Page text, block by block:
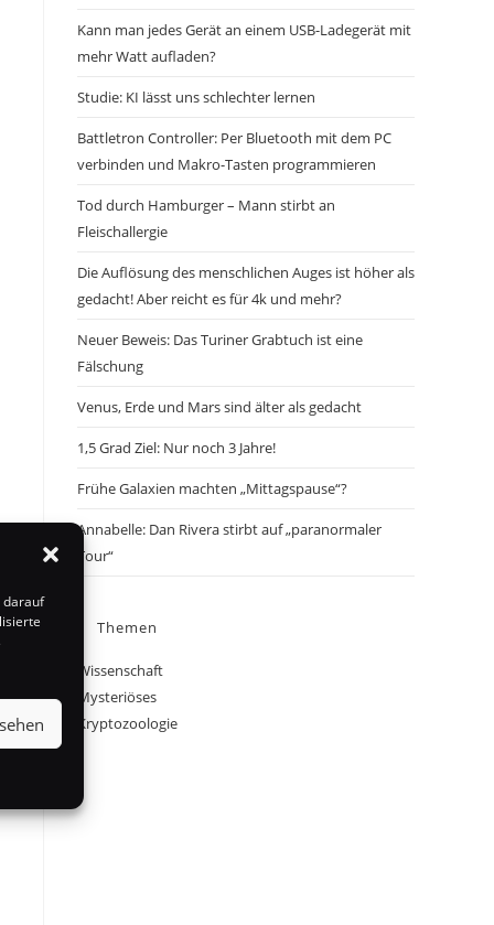
darauf
Kann man jedes Gerät an einem USB-Ladegerät mit
mehr Watt aufladen?
Studie: KI lässt uns schlechter lernen
Battletron Controller: Per Bluetooth mit dem PC
verbinden und Makro-Tasten programmieren
Tod durch Hamburger – Mann stirbt an
Fleischallergie
Die Auflösung des menschlichen Auges ist höher als
gedacht! Aber reicht es für 4k und mehr?
Neuer Beweis: Das Turiner Grabtuch ist eine
Fälschung
Venus, Erde und Mars sind älter als gedacht
1,5 Grad Ziel: Nur noch 3 Jahre!
Frühe Galaxien machten „Mittagspause“?
Annabelle: Dan Rivera stirbt auf „paranormaler
Tour“
Themen
Wissenschaft
Mysteriöses
Kryptozoologie